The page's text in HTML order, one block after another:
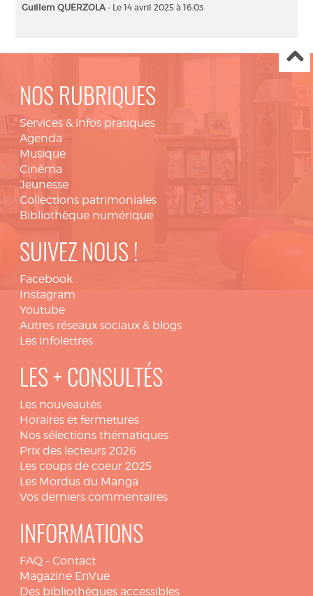
Guillem QUERZOLA- Le 14 avril 2025 à 16:03
NOS RUBRIQUES
Services & infos pratiques
Agenda
Musique
Cinéma
Jeunesse
Collections patrimoniales
Bibliothèque numérique
SUIVEZ NOUS !
Facebook
Instagram
Youtube
Autres réseaux sociaux & blogs
Les infolettres
LES + CONSULTÉS
Les nouveautés
Horaires et fermetures
Nos sélections thématiques
Prix des lecteurs 2026
Les coups de coeur 2025
Les Mordus du Manga
Vos derniers commentaires
INFORMATIONS
FAQ - Contact
Magazine EnVue
Des bibliothèques accessibles